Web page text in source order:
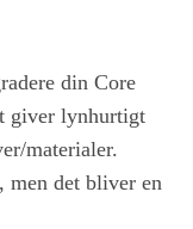
din Core
giver lynhurtigt
materialer.
men det bliver en